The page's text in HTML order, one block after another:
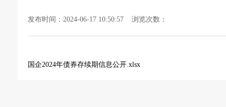
发布时间：2024-06-17 10:50:57 浏览次数：
国企2024年债券存续期信息公开.xlsx